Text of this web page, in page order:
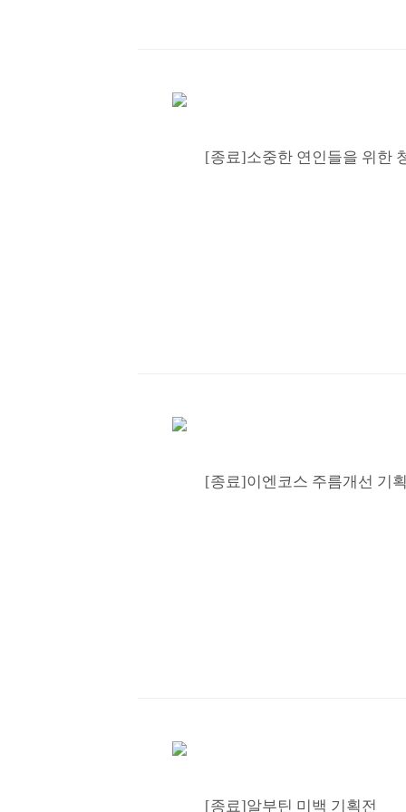
[종료]소중한 연인들을 위한
[종료]이엔코스 주름개선 기
[종료]알부틴 미백 기획전